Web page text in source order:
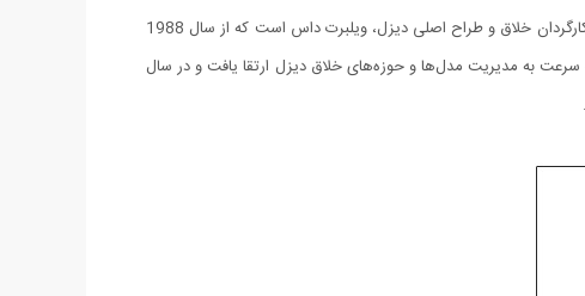
تمامی مجموعه‌های دیزل، از جمله محصولات تحت لیسانس، با مدیریت خلاقانه ویلبرت داس Wilbert Das ساخته شده است. می‌توان گفت کارگردان خلاق و طراح اصلی دیزل، ویلبرت داس است که از سال 1988
سرعت به مدیریت مدل‌ها و حوزه‌های خلاق دیزل ارتقا یافت و در سال